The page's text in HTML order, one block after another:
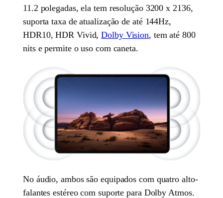
11.2 polegadas, ela tem resolução 3200 x 2136,
suporta taxa de atualização de até 144Hz,
HDR10, HDR Vivid,Dolby Vision, tem até 800
nits e permite o uso com caneta.
No áudio, ambos são equipados com quatro alto-
falantes estéreo com suporte para Dolby Atmos.